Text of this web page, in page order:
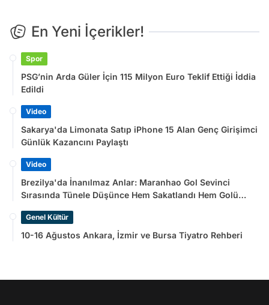
En Yeni İçerikler!
Spor
PSG’nin Arda Güler İçin 115 Milyon Euro Teklif Ettiği İddia
Edildi
Video
Sakarya'da Limonata Satıp iPhone 15 Alan Genç Girişimci
Günlük Kazancını Paylaştı
Video
Brezilya'da İnanılmaz Anlar: Maranhao Gol Sevinci
Sırasında Tünele Düşünce Hem Sakatlandı Hem Golü
Genel Kültür
10-16 Ağustos Ankara, İzmir ve Bursa Tiyatro Rehberi